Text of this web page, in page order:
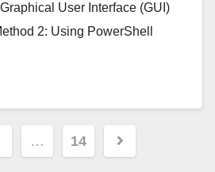
User Interface (GUI)
2: Using PowerShell
… 14